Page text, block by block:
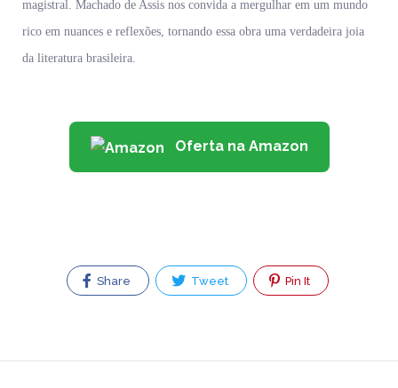
magistral. Machado de Assis nos convida a mergulhar em um mundo
rico em nuances e reflexões, tornando essa obra uma verdadeira joia
da literatura brasileira.
Oferta na Amazon
Share Tweet Pin It